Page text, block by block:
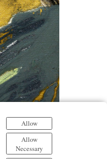
Allow
Allow
Necessary